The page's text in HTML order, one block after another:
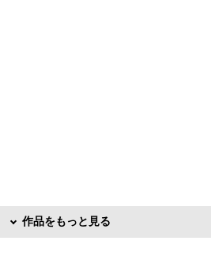
作品をもっと見る